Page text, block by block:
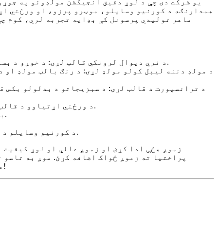
همدارنګه د کورنیو وسایلو، موټرو پرزو، او ورځني
ماهر تولیدي پرسونل کې بډایه تجربه لري، کوم
۲- د نري دیوال لرونکي قالب لړۍ: د خوړو د بسته بندۍ بکس قالب، د ګلانو د کڅوړو ضایع کیدو وړ قالب، د آیس کریم بکس قالب، د پنیر بکس قالب، او داسې نور.
۵- د ورځني اړتیاوو د قالب لړۍ: د پخلنځي د سامان قالب، د میز قالب، د څوکۍ قالب، د کثافاتو د کڅوړې قالب، د غال قالب، او داسې نور.
۶- د بسته بندۍ د قالب لړۍ: د PET بوتل د پریفارم قالب، د پوښ قالب، د خوړو د بسته بندۍ بکس قالب، او داسې نور.
۸- د کورنیو وسایلو د مولډ لړۍ: د یخچال د لوازمو مولډ، د مینځلو ماشین لوازمو مولډ، د ایر کنډیشنر لوازمو مولډ، او داسې نور.
زموږ هڅې ادا کړئ او زموږ عالي او لوړ
پراختیا ته زموږ ځواک اضافه کړئ. موږ به تاسو
مهالویش څخه مخکې بازار ته وړاندې کړئ! زه باور لرم چې ستاسو سوداګرۍ به زموږ د همکارۍ لاندې ډیر سوکاله شي!